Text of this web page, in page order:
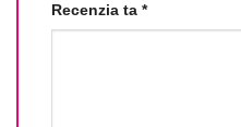
Recenzia ta *